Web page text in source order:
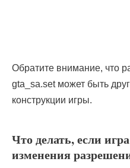
Обратите внимание, что
gta_sa.set может быть
конструкции игры.
Что делать, если
изменения